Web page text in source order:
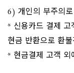
6) 개인의 부주의
* 신용카드 결제 고
현금 반환으로 환
* 현금결제 고객